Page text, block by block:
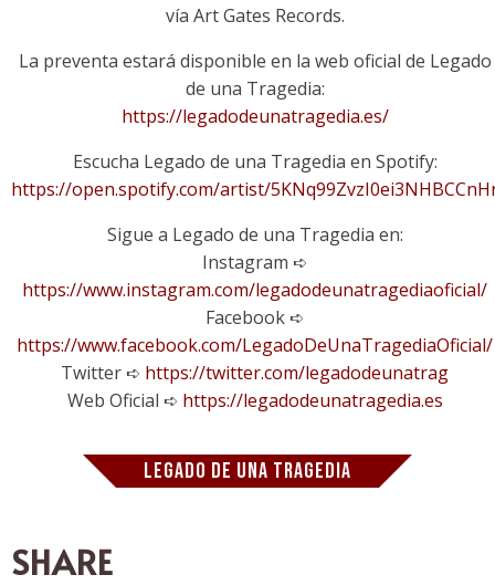
vía Art Gates Records.
La preventa estará disponible en la web oficial de Legado
de una Tragedia:
https://legadodeunatragedia.es/
Escucha Legado de una Tragedia en Spotify:
https://open.spotify.com/artist/
Sigue a Legado de una Tragedia en:
Instagram ➪
https://www.instagram.com/legadodeunatragediaoficial/
Facebook ➪
https://www.facebook.com/LegadoDeUnaTragediaOficial/
Twitter ➪ https://twitter.com/legadodeunatrag
Web Oficial ➪ https://legadodeunatragedia.es
LEGADO DE UNA TRAGEDIA
SHARE